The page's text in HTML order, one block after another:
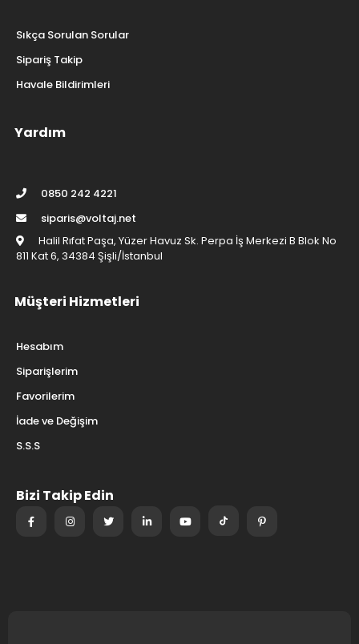
Sıkça Sorulan Sorular
Sipariş Takip
Havale Bildirimleri
Yardım
0850 242 4221
siparis@voltaj.net
Halil Rıfat Paşa, Yüzer Havuz Sk. Perpa İş Merkezi B Blok No
811 Kat 6, 34384 Şişli/İstanbul
Müşteri Hizmetleri
Hesabım
Siparişlerim
Favorilerim
İade ve Değişim
S.S.S
Bizi Takip Edin